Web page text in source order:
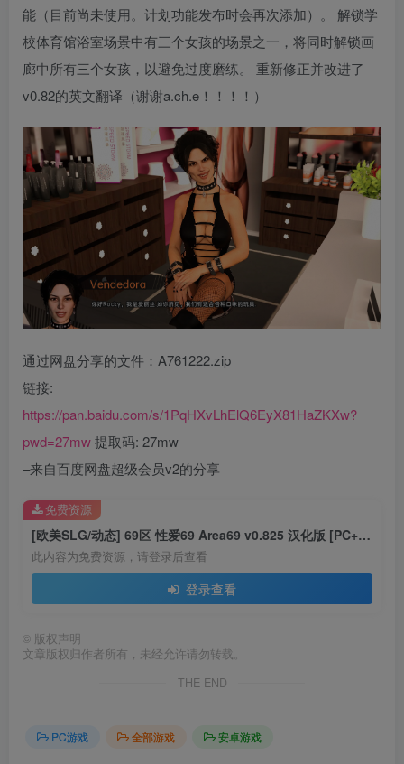
能（目前尚未使用。计划功能发布时会再次添加）。 解锁学
校体育馆浴室场景中有三个女孩的场景之一，将同时解锁画
廊中所有三个女孩，以避免过度磨练。 重新修正并改进了
v0.82的英文翻译（谢谢a.ch.e！！！！）
通过网盘分享的文件：A761222.zip
链接:
https://pan.baidu.com/s/1PqHXvLhElQ6EyX81HaZKXw?
pwd=27mw提取码: 27mw
–来自百度网盘超级会员v2的分享
[欧美SLG/动态] 69区 性爱69 Area69 v0.825 汉化版 [PC+安卓-2.30G]
此内容为免费资源，请登录后查看
登录查看
免费资源
© 版权声明
文章版权归作者所有，未经允许请勿转载。
THE END
PC游戏 全部游戏 安卓游戏